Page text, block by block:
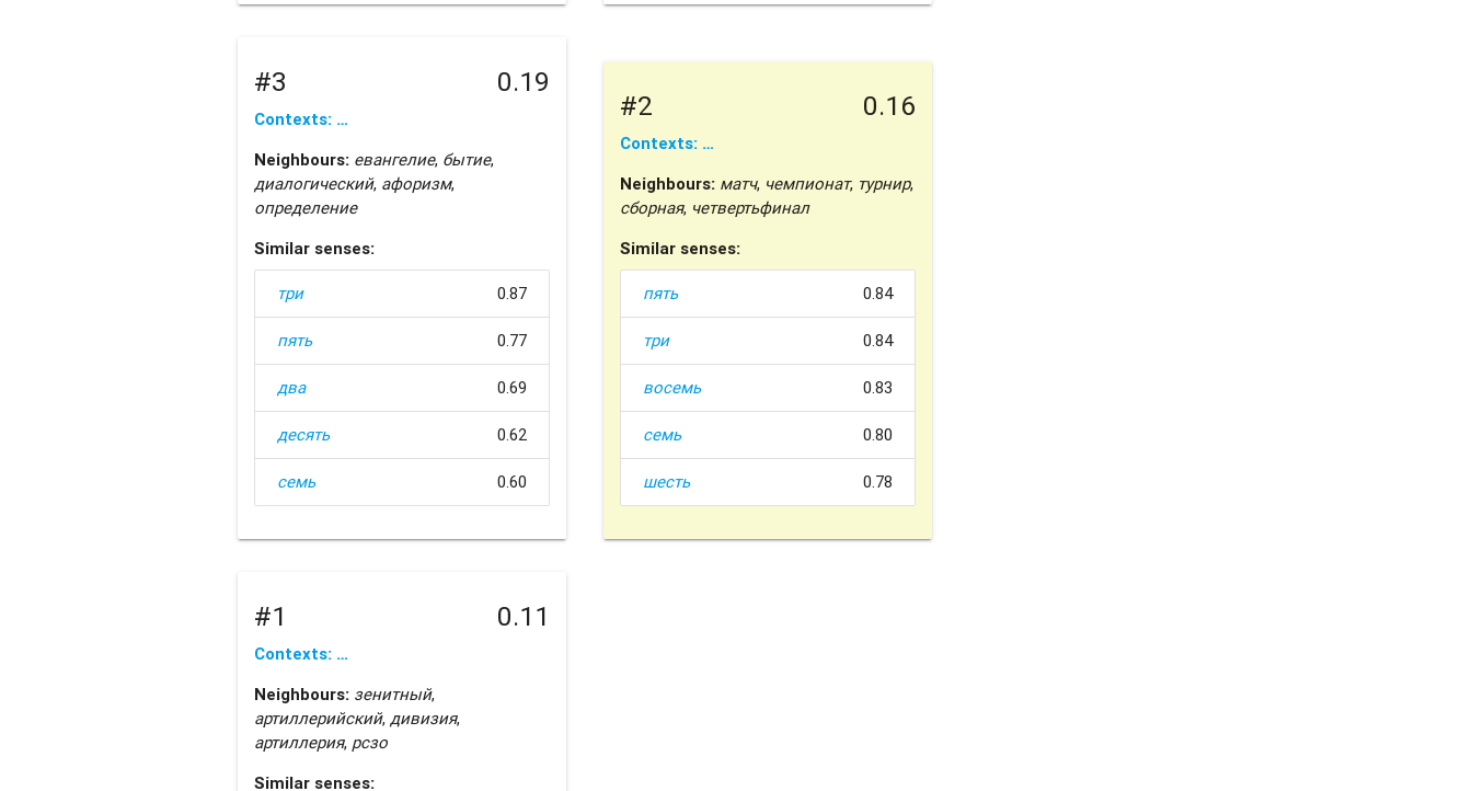
#3 0.19
Contexts: …
Neighbours: евангелие, бытие,
диалогический, афоризм,
определение
Similar senses:
три 0.87
пять 0.77
два 0.69
десять 0.62
семь 0.60
#2 0.16
Contexts: …
Neighbours: матч, чемпионат, турнир,
сборная, четвертьфинал
Similar senses:
пять 0.84
три 0.84
восемь 0.83
семь 0.80
шесть 0.78
#1 0.11
Contexts: …
Neighbours: зенитный,
артиллерийский, дивизия,
артиллерия, рсзо
Similar senses: